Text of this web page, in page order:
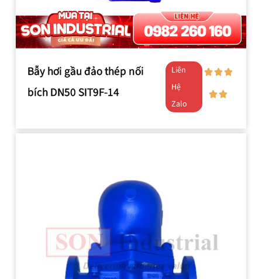
Bẫy hơi gầu đảo thép nối
bích DN50 SIT9F-14
Liên
Hệ
Zalo